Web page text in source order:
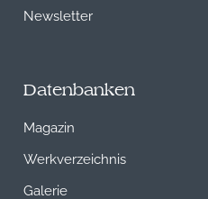
Newsletter
Datenbanken
Magazin
Werkverzeichnis
Galerie